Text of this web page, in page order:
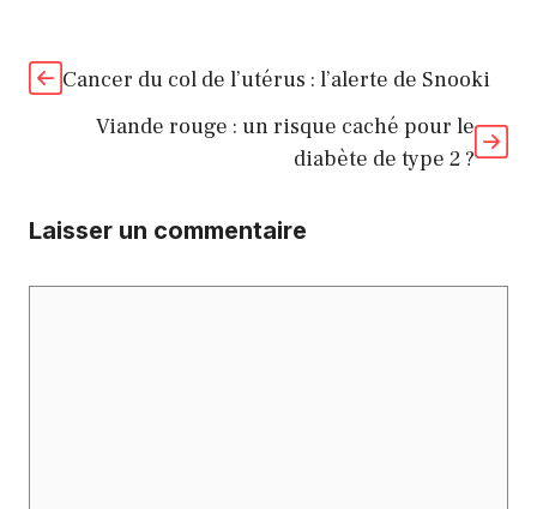
Cancer du col de l’utérus : l’alerte de Snooki
Viande rouge : un risque caché pour le
diabète de type 2 ?
Laisser un commentaire